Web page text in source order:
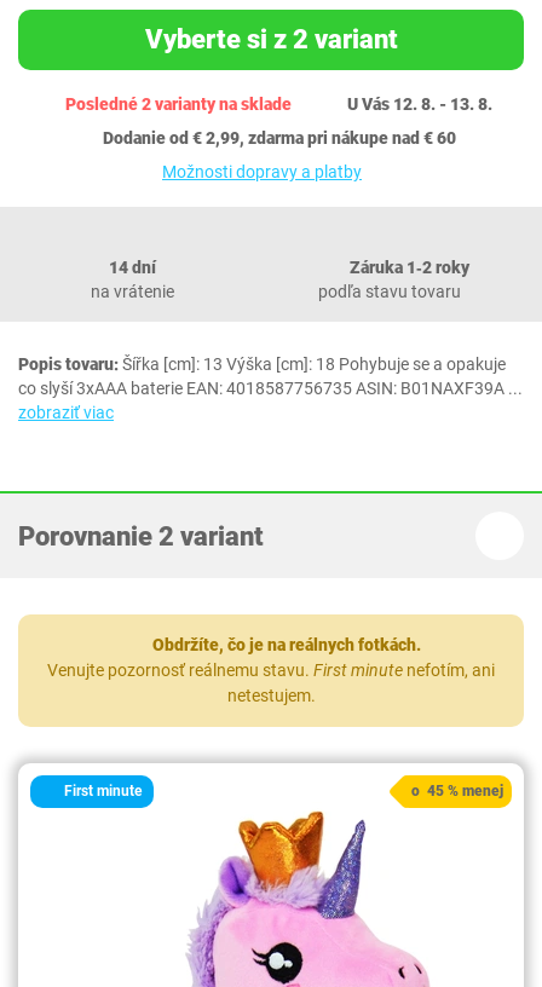
Vyberte si z 2 variant
Posledné 2 varianty na sklade
U Vás 12. 8. - 13. 8.
Dodanie od € 2,99, zdarma pri nákupe nad € 60
Možnosti dopravy a platby
14 dní
na vrátenie
Záruka 1‐2 roky
podľa stavu tovaru
Popis tovaru:Šířka [cm]: 13 Výška [cm]: 18 Pohybuje se a opakuje
co slyší 3xAAA baterie EAN: 4018587756735 ASIN: B01NAXF39A ...
zobraziť viac
Porovnanie 2 variant
Obdržíte, čo je na reálnych fotkách.
Venujte pozornosť reálnemu stavu. First minute nefotím, ani
netestujem.
First minute o 45 % menej